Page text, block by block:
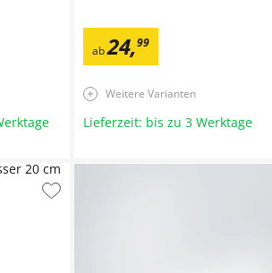
ab24,99
Weitere Varianten
Lieferzeit: bis zu 3 Werktage
20 cm